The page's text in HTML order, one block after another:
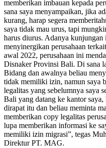
memberikan imbauan kepada
sana saya menyampaikan, jika
kurang, harap segera
saya tidak mau urus, tapi
harus diurus. Adanya kunjungan
menyinergikan perusahaan
awal 2022, perusahaan ini
Disnaker Provinsi Bali. Di sana
Bidang dan awalnya beliau
tidak memiliki izin, namun saya
legalitas yang sebelumnya saya
Bali yang datang ke kantor saya,
dirapat itu dan beliau meminta
memberikan copy legalitas
lupa memberikan informasi ke
memiliki izin migrasi”, tegas
Direktur PT. MAG.